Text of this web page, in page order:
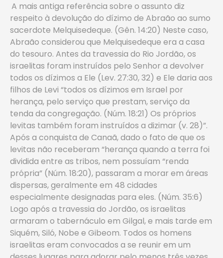
A mais antiga referência sobre o assunto diz
respeito à devolução do dízimo de Abraão ao sumo
sacerdote Melquisedeque. (Gên. 14:20) Neste caso,
Abraão considerou que Melquisedeque era a casa
do tesouro. Antes da travessia do Rio Jordão, os
israelitas foram instruídos pelo Senhor a devolver
todos os dízimos a Ele (Lev. 27:30, 32) e Ele daria aos
filhos de Levi “todos os dízimos em Israel por
herança, pelo serviço que prestam, serviço da
tenda da congregação. (Núm. 18:21) Os próprios
levitas também foram instruídos a dizimar (v. 28)”.
Após a conquista de Canaã, dado o fato de que os
levitas não receberam “herança quando a terra foi
dividida entre as tribos, nem possuíam “renda
própria” (Núm. 18:20), passaram a morar em áreas
dispersas, geralmente em 48 cidades
especialmente designadas para eles. (Núm. 35:6)
Logo após a travessia do Jordão, os israelitas
armaram o tabernáculo em Gilgal, e mais tarde em
Siquém, Siló, Nobe e Gibeom. Todos os homens
israelitas eram convocados a se reunir em um